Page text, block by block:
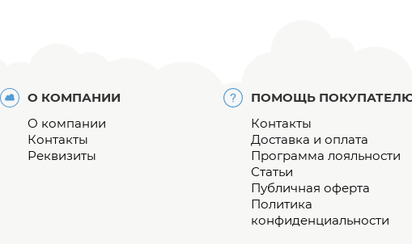
О КОМПАНИИ
О компании
Контакты
Реквизиты
ПОМОЩЬ
Контакты
Доставка и оплата
Программа лояльности
Статьи
Публичная оферта
Политика
конфиденциальности